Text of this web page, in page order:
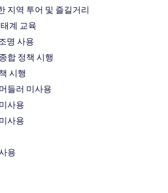
지역 투어 및 즐길거리
계 교육
명 사용
합 정책 시행
시행
들러 미사용
사용
사용
용